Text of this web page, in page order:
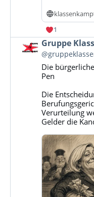
1
Beitrag
von
Gruppe
Klassenkampf
Bluesky
ansehen
Gruppe
Die
Pen
Die
Verurteilung
Gelder die